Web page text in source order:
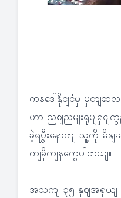
ကနဒေါနိုငျငံမှ မှတျ
ဟာ ညဈညမျးရုပျရှငျ
ခဲ့ရပွီးနောကျ သူ့ကို မိန
ကျခိုကျနကွေပါတယျ။
အသကျ ၃၅ နှဈအရှယျ က